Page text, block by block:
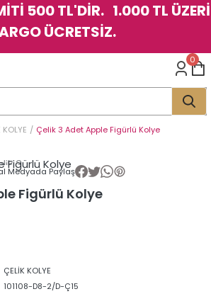
500 TL'DİR. 1.000 TL ÜZERİ
ÜCRETSİZ.
Dön
Dön
Dön
Dön
Dön
Dön
0
KOLYE Çelik 3 Adet Apple Figürlü Kolye
Medyada Paylaş
Figürlü Kolye
ÇELİK KOLYE
101108-D8-2/D-Ç15
Dön
Dön
Dön
Dön
Dön
Dön